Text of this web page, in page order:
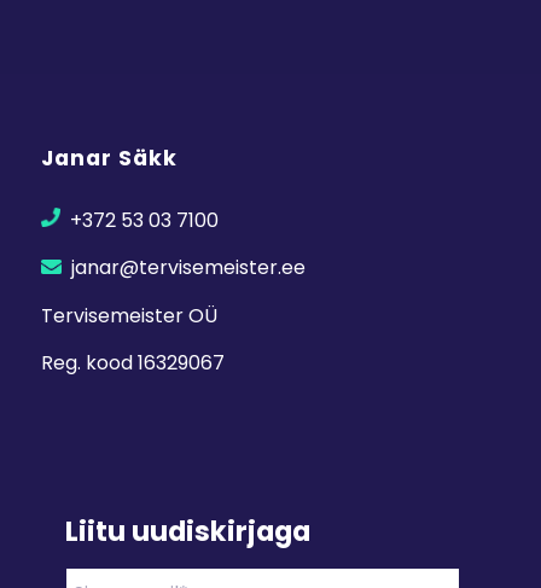
Janar Säkk
+372 53 03 7100
janar@tervisemeister.ee
Tervisemeister OÜ
Reg. kood 16329067
Liitu uudiskirjaga